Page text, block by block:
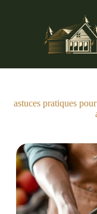
astuces pratiques